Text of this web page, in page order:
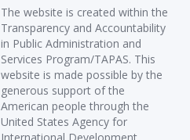
The website is created within the
Transparency and Accountability
in Public Administration and
Services Program/TAPAS. This
website is made possible by the
generous support of the
American people through the
United States Agency for